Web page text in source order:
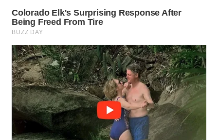
LABUANBAJO
WN
BORNEO
Wahana
Media
Group
WAHANA
NEWS